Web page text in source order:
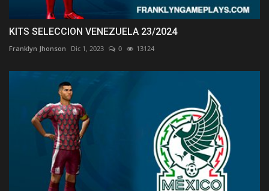
KITS SELECCION VENEZUELA 23/2024
Franklyn Jhonson Dic 1, 2023 0 13124